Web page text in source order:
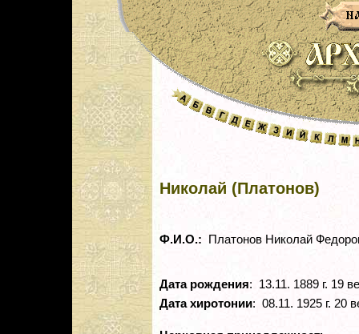
Николай (Платонов)
Ф.И.О.: Платонов Николай
Дата рождения: 13.11. 1889 г. 19
Дата хиротонии: 08.11. 1925 г. 20